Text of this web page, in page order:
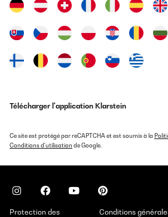
Télécharger l'application Klarstein
Ce site est protégé par reCAPTCHA et est soumis à la
Conditions d'utilisation de Google.
Protection des Conditions